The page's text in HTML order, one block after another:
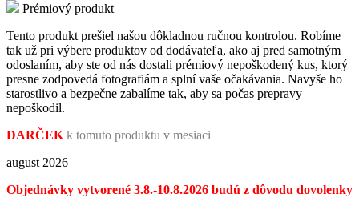
Prémiový produkt
Tento produkt prešiel našou dôkladnou ručnou kontrolou. Robíme
tak už pri výbere produktov od dodávateľa, ako aj pred samotným
odoslaním, aby ste od nás dostali prémiový nepoškodený kus, ktorý
presne zodpovedá fotografiám a splní vaše očakávania. Navyše ho
starostlivo a bezpečne zabalíme tak, aby sa počas prepravy
nepoškodil.
DARČEK k tomuto produktu v mesiaci
august 2026
Objednávky vytvorené 3.8.-10.8.2026 budú z dôvodu dovolenky